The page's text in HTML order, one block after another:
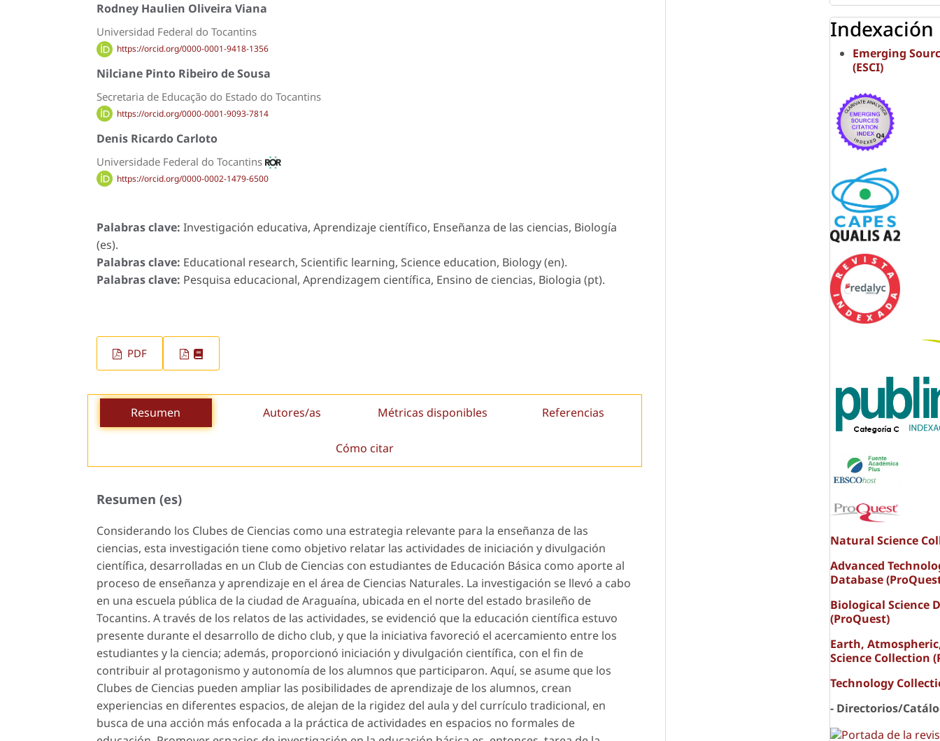
Rodney Haulien Oliveira Viana
Universidad Federal do Tocantins
https://orcid.org/0000-0001-9418-1356
Nilciane Pinto Ribeiro de Sousa
Secretaria de Educação do Estado do Tocantins
https://orcid.org/0000-0001-9093-7814
Denis Ricardo Carloto
Universidade Federal do Tocantins
https://orcid.org/0000-0002-1479-6500
Palabras clave: Investigación educativa, Aprendizaje científico, Enseñanza de las ciencias, Biología
(es).
Palabras clave: Educational research, Scientific learning, Science education, Biology (en).
Palabras clave: Pesquisa educacional, Aprendizagem científica, Ensino de ciencias, Biologia (pt).
PDF
Resumen Autores/as Métricas disponibles Referencias
Cómo citar
Resumen (es)
Considerando los Clubes de Ciencias como una estrategia relevante para la enseñanza de las
ciencias, esta investigación tiene como objetivo relatar las actividades de iniciación y divulgación
científica, desarrolladas en un Club de Ciencias con estudiantes de Educación Básica como aporte al
proceso de enseñanza y aprendizaje en el área de Ciencias Naturales. La investigación se llevó a cabo
en una escuela pública de la ciudad de Araguaína, ubicada en el norte del estado brasileño de
Tocantins. A través de los relatos de las actividades, se evidenció que la educación científica estuvo
presente durante el desarrollo de dicho club, y que la iniciativa favoreció el acercamiento entre los
estudiantes y la ciencia; además, proporcionó iniciación y divulgación científica, con el fin de
contribuir al protagonismo y autonomía de los alumnos que participaron. Aquí, se asume que los
Clubes de Ciencias pueden ampliar las posibilidades de aprendizaje de los alumnos, crean
experiencias en diferentes espacios, de alejan de la rigidez del aula y del currículo tradicional, en
busca de una acción más enfocada a la práctica de actividades en espacios no formales de
Indexación
Emerging
(ESCI)
Natural Science
Advanced
Database
Biological Science
(ProQuest)
Earth,
Science Collection
Technology
- Directorios/